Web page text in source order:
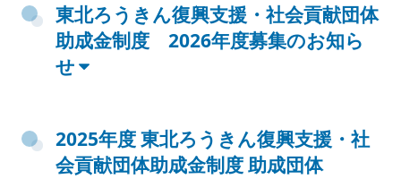
東北ろうきん復興支援・社会貢献団体
助成金制度 2026年度募集のお知ら
せ
2025年度 東北ろうきん復興支援・社
会貢献団体助成金制度 助成団体